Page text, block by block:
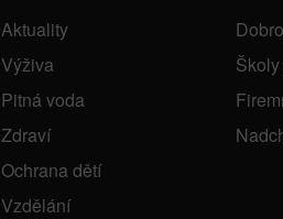
Aktuality
Výživa
Pitná voda
Zdraví
Ochrana dětí
Vzdělání